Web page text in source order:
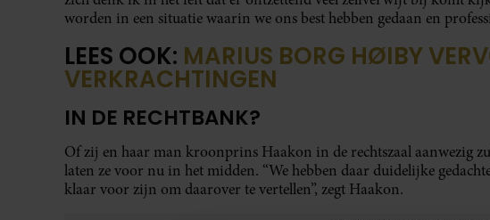
worden in een situatie waarin we ons best hebben gedaan en
LEES OOK: MARIUS BORG HØIBY
VERKRACHTINGEN
IN DE RECHTBANK?
Of zij en haar man kroonprins Haakon in de rechtszaal aanwezig
laten ze voor nu in het midden. “We hebben daar duidelijke
klaar voor zijn om daarover te vertellen”, zegt Haakon.